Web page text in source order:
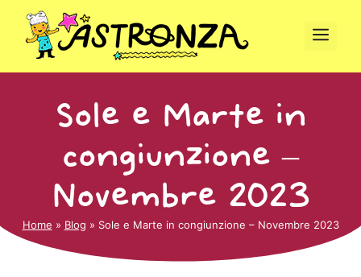
contenuto
Sole e Marte in
congiunzione –
Novembre 2023
Home » Blog » Sole e Marte in congiunzione – Novembre 2023